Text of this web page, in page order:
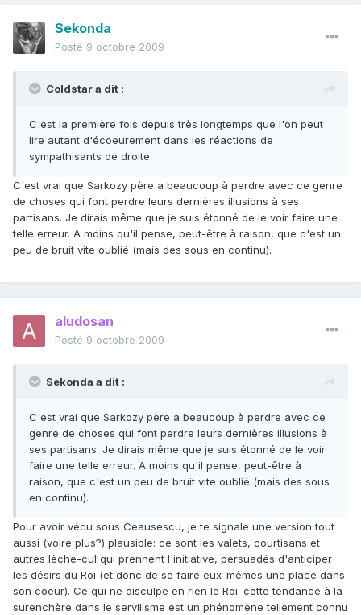
Sekonda
Posté 9 octobre 2009
Coldstar a dit :
C'est la première fois depuis très longtemps que l'on peut
lire autant d'écoeurement dans les réactions de
sympathisants de droite.
C'est vrai que Sarkozy père a beaucoup à perdre avec ce genre
de choses qui font perdre leurs dernières illusions à ses
partisans. Je dirais même que je suis étonné de le voir faire une
telle erreur. A moins qu'il pense, peut-être à raison, que c'est un
peu de bruit vite oublié (mais des sous en continu).
aludosan
Posté 9 octobre 2009
Sekonda a dit :
C'est vrai que Sarkozy père a beaucoup à perdre avec ce
genre de choses qui font perdre leurs dernières illusions à
ses partisans. Je dirais même que je suis étonné de le voir
faire une telle erreur. A moins qu'il pense, peut-être à
raison, que c'est un peu de bruit vite oublié (mais des sous
en continu).
Pour avoir vécu sous Ceausescu, je te signale une version tout
aussi (voire plus?) plausible: ce sont les valets, courtisans et
autres lèche-cul qui prennent l'initiative, persuadés d'anticiper
les désirs du Roi (et donc de se faire eux-mêmes une place dans
son coeur). Ce qui ne disculpe en rien le Roi: cette tendance à la
surenchère dans le servilisme est un phénomène tellement connu